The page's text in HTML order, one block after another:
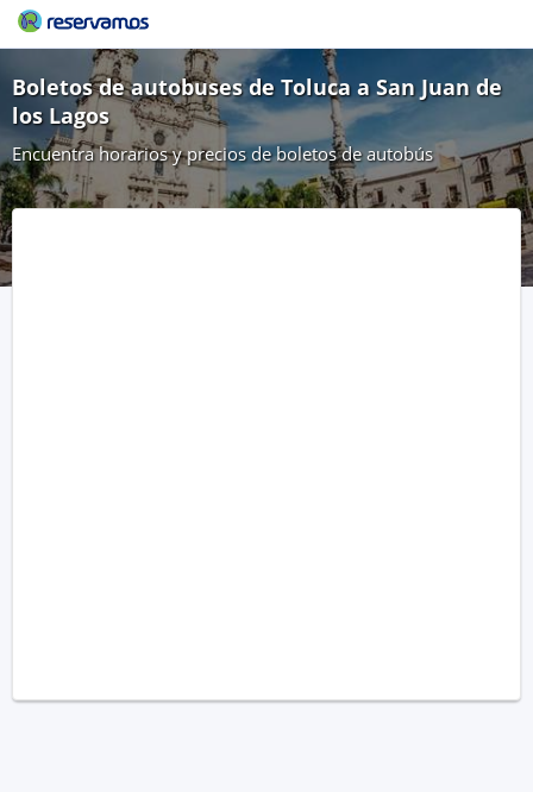
Boletos de autobuses de Toluca a San Juan de
los Lagos
Encuentra horarios y precios de boletos de autobús